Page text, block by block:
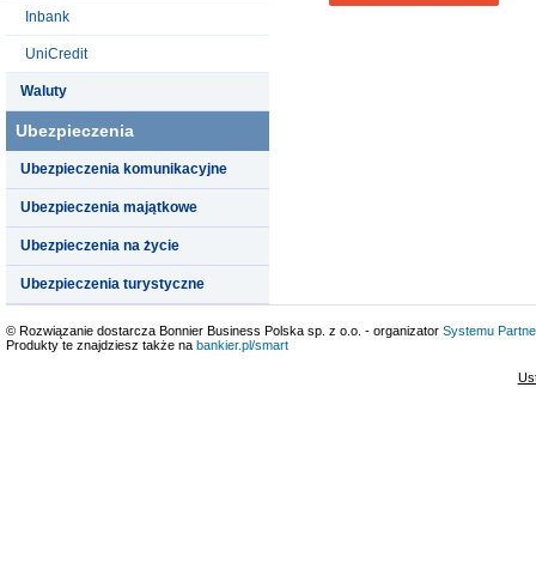
Inbank
UniCredit
Waluty
Ubezpieczenia
Ubezpieczenia komunikacyjne
Ubezpieczenia majątkowe
Ubezpieczenia na życie
Ubezpieczenia turystyczne
© Rozwiązanie dostarcza Bonnier Business Polska sp. z o.o. - organizator Systemu
Produkty te znajdziesz także na bankier.pl/smart